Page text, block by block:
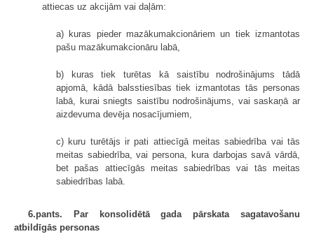
attiecas uz akcijām vai daļām:
a) kuras pieder mazākumakcionāriem un tiek izmantotas
pašu mazākum­akcionāru labā,
b) kuras tiek turētas kā saistību nodrošinājums tādā
apjomā, kādā balss­tiesības tiek izmantotas tās personas
labā, kurai sniegts saistību nodrošinājums, vai saskaņā ar
aizdevuma devēja nosacījumiem,
c) kuru turētājs ir pati attiecīgā meitas sabiedrība vai tās
meitas sabiedrība, vai persona, kura darbojas savā vārdā,
bet pašas attiecīgās meitas sabiedrības vai tās meitas
sabiedrības labā.
6.pants. Par konsolidētā gada pārskata sagatavošanu
atbildīgās personas